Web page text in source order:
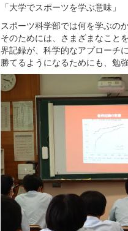
「大学でスポーツを学ぶ意味」
スポーツ科学部では何を学ぶの
そのためには、さまざまなこと
界記録が、科学的なアプローチ
勝てるようになるためにも、勉